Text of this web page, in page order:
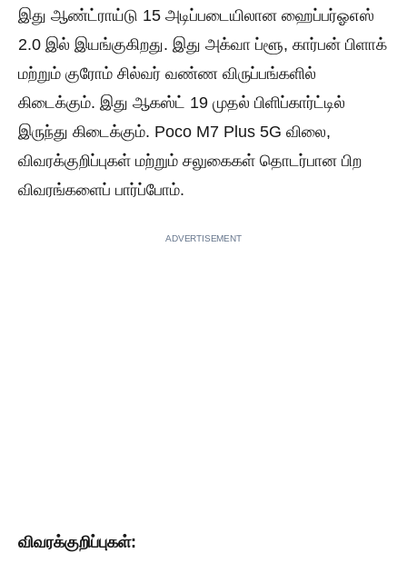
இது ஆண்ட்ராய்டு 15 அடிப்படையிலான ஹைப்பர்ஓஎஸ்
2.0 இல் இயங்குகிறது. இது அக்வா ப்ளூ, கார்பன் பிளாக்
மற்றும் குரோம் சில்வர் வண்ண விருப்பங்களில்
கிடைக்கும். இது ஆகஸ்ட் 19 முதல் பிளிப்கார்ட்டில்
இருந்து கிடைக்கும். Poco M7 Plus 5G விலை,
விவரக்குறிப்புகள் மற்றும் சலுகைகள் தொடர்பான பிற
விவரங்களைப் பார்ப்போம்.
ADVERTISEMENT
விவரக்குறிப்புகள்: